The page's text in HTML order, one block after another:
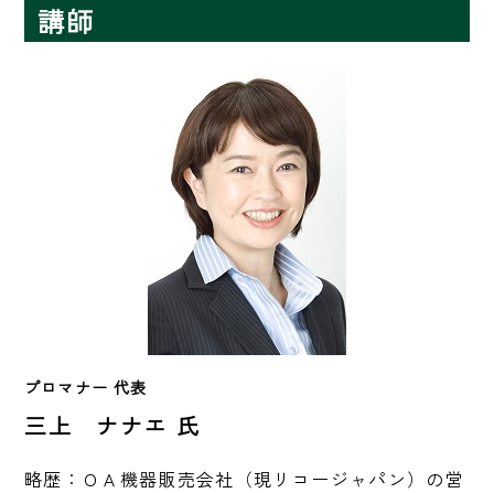
講師
プロマナー 代表
三上 ナナエ 氏
略歴：ＯＡ機器販売会社（現リコージャパン）の営